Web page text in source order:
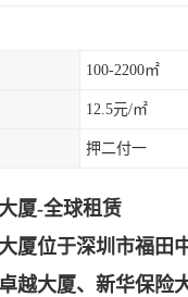
100-2200㎡
12.5元/㎡
押二付一
厦-全球租赁
厦位于深圳市福田
越大厦、新华保险